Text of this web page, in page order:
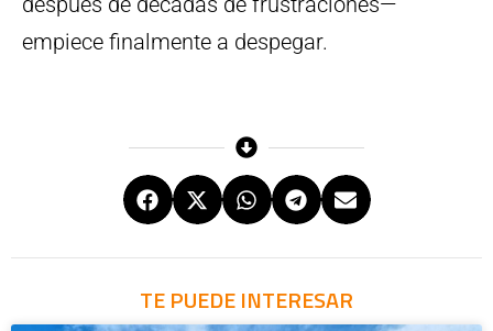
empiece finalmente a despegar.
TE PUEDE INTERESAR